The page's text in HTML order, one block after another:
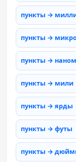
пункты →
пункты →
пункты →
пункты → мили
пункты → ярды
пункты → футы
пункты →